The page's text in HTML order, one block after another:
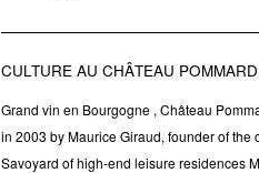
CULTURE AU CHÂTEAU POMMARD
Grand vin en Bourgogne , Château
in 2003 by Maurice Giraud, founder of the
Savoyard of high-end leisure residences